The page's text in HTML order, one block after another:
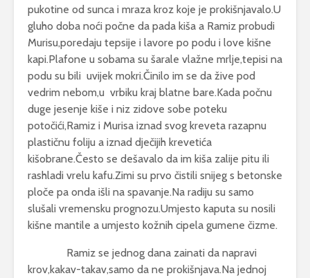
pukotine od sunca i mraza kroz koje je prokišnjavalo.U
gluho doba noći počne da pada kiša a Ramiz probudi
Murisu,poredaju tepsije i lavore po podu i love kišne
kapi.Plafone u sobama su šarale vlažne mrlje,tepisi na
podu su bili uvijek mokri.Činilo im se da žive pod
vedrim nebom,u vrbiku kraj blatne bare.Kada počnu
duge jesenje kiše i niz zidove sobe poteku
potočići,Ramiz i Murisa iznad svog kreveta razapnu
plastičnu foliju a iznad dječijih krevetića
kišobrane.Često se dešavalo da im kiša zalije pitu ili
rashladi vrelu kafu.Zimi su prvo čistili snijeg s betonske
ploče pa onda išli na spavanje.Na radiju su samo
slušali vremensku prognozu.Umjesto kaputa su nosili
kišne mantile a umjesto kožnih cipela gumene čizme.
Ramiz se jednog dana zainati da napravi
krov,kakav-takav,samo da ne prokišnjava.Na jednoj